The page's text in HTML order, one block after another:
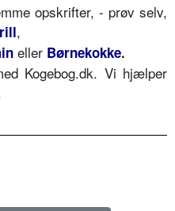
opskrifter, - prøv selv,
,
eller Børnekokke.
Kogebog.dk. Vi hjælper